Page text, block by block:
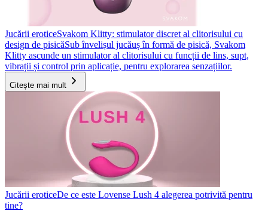
Jucării eroticeSvakom Klitty: stimulator discret al clitorisului cu
design de pisicăSub învelișul jucăuș în formă de pisică, Svakom
Klitty ascunde un stimulator al clitorisului cu funcții de lins, supt,
vibrații și control prin aplicație, pentru explorarea senzațiilor.
Citește mai mult
Jucării eroticeDe ce este Lovense Lush 4 alegerea potrivită pentru
tine?